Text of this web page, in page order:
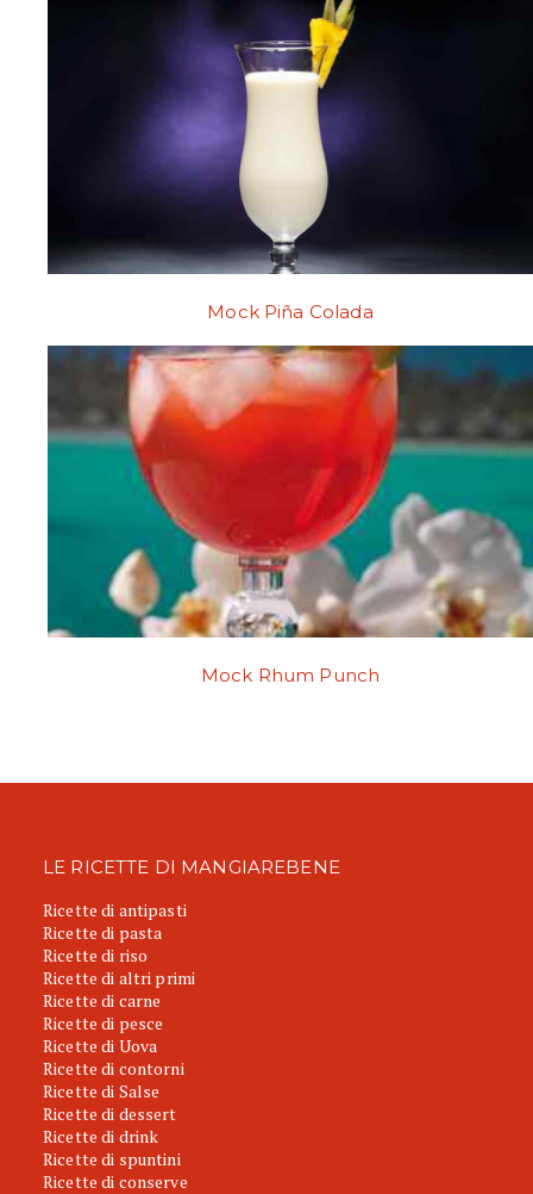
Mock Piña Colada
Mock Rhum Punch
LE RICETTE DI MANGIAREBENE
Ricette di antipasti
Ricette di pasta
Ricette di riso
Ricette di altri primi
Ricette di carne
Ricette di pesce
Ricette di Uova
Ricette di contorni
Ricette di Salse
Ricette di dessert
Ricette di drink
Ricette di spuntini
Ricette di conserve